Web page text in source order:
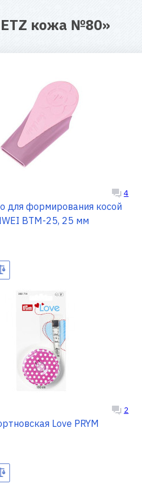
кожа №80»
4
для формирования косой
DONWEI BTM-25, 25 мм
2
Love PRYM